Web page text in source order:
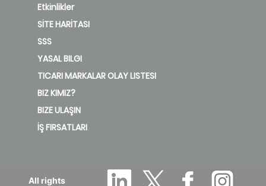
Etkinlikler
SİTE HARİTASI
SSS
YASAL BILGI
TICARI MARKALAR OLAY LISTESI
BIZ KIMIZ?
BIZE ULAŞIN
İŞ FIRSATLARI
All rights